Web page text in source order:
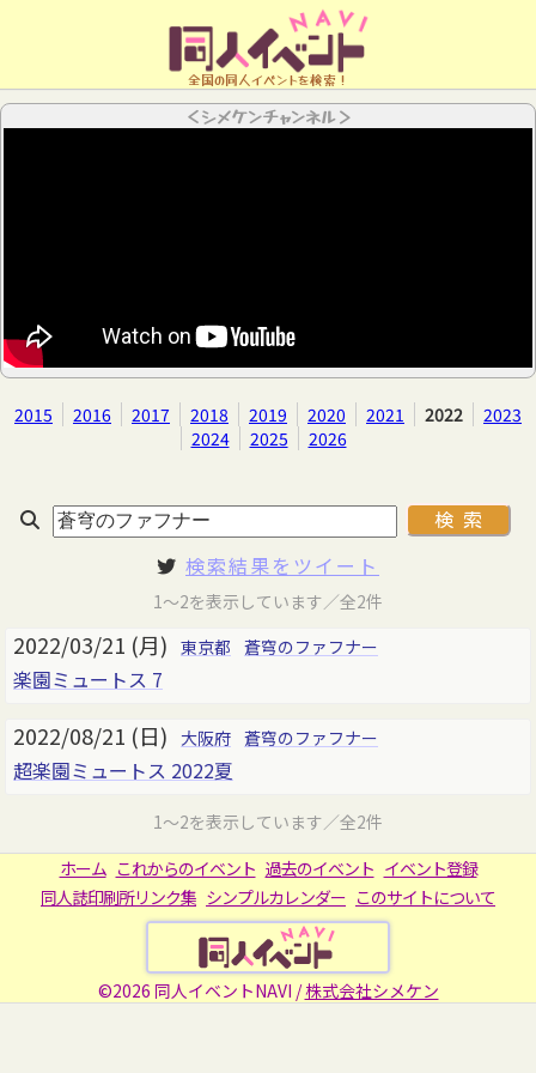
全国の同人イベントを検索！
＜シメケンチャンネル＞
2015 2016 2017 2018 2019 2020 2021 2022
2023
2024
2025 2026
検索結果をツイート
1～2を表示しています／全2件
2022/03/21 (月) 東京都 蒼穹のファフナー
楽園ミュートス 7
2022/08/21 (日) 大阪府 蒼穹のファフナー
超楽園ミュートス 2022夏
1～2を表示しています／全2件
ホーム これからのイベント 過去のイベント イベント登録
同人誌印刷所リンク集 シンプルカレンダー このサイトについて
©2026 同人イベントNAVI /株式会社シメケン